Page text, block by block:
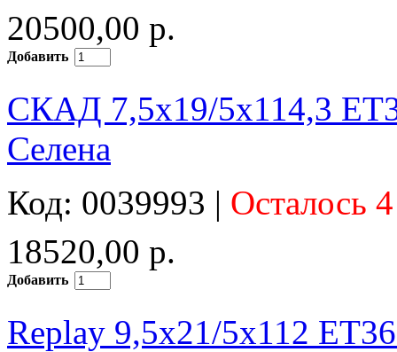
20500,00 р.
Добавить
СКАД 7,5x19/5x114,3
Селена
Код: 0039993 | Осталось
18520,00 р.
Добавить
Replay 9,5x21/5x112